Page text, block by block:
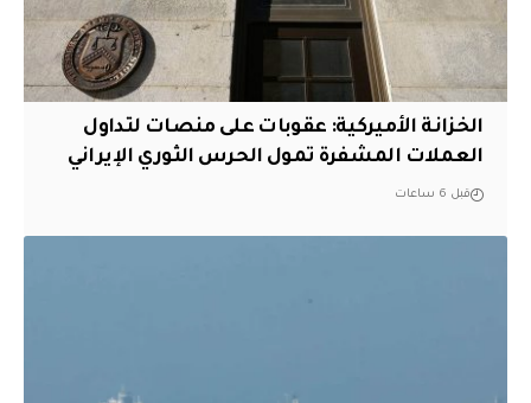
الخزانة الأميركية: عقوبات على منصات لتداول
العملات المشفرة تمول الحرس الثوري الإيراني
قبل 6 ساعات